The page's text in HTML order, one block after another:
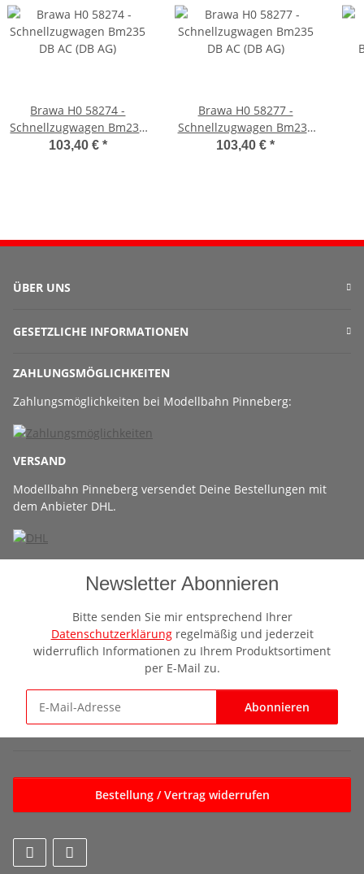
Brawa H0 58274 -
Schnellzugwagen Bm235
DB AC (DB AG)
103,40 € *
Brawa H0 58277 -
Schnellzugwagen Bm235
DB AC (DB AG)
103,40 €*
ÜBER UNS
GESETZLICHE INFORMATIONEN
ZAHLUNGSMÖGLICHKEITEN
Zahlungsmöglichkeiten bei Modellbahn Pinneberg:
VERSAND
Modellbahn Pinneberg versendet Deine Bestellungen mit
dem Anbieter DHL.
Newsletter Abonnieren
Bitte senden Sie mir entsprechend Ihrer
Datenschutzerklärungregelmäßig und jederzeit
widerruflich Informationen zu Ihrem Produktsortiment
per E-Mail zu.
Abonnieren
Bestellung / Vertrag widerrufen